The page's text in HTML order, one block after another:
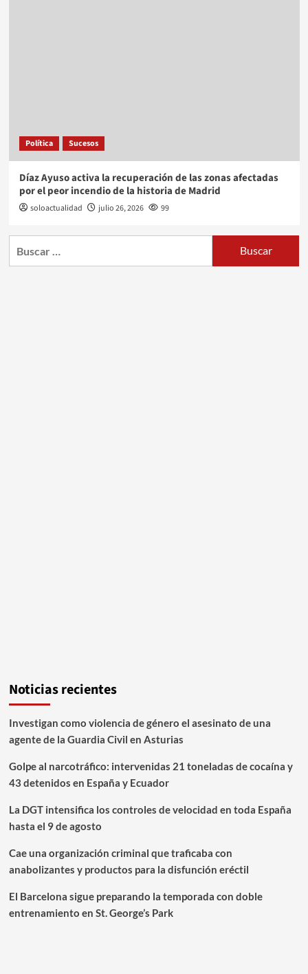
Política Sucesos
Díaz Ayuso activa la recuperación de las zonas afectadas
por el peor incendio de la historia de Madrid
soloactualidad julio 26, 2026 99
Noticias recientes
Investigan como violencia de género el asesinato de una
agente de la Guardia Civil en Asturias
Golpe al narcotráfico: intervenidas 21 toneladas de cocaína y
43 detenidos en España y Ecuador
La DGT intensifica los controles de velocidad en toda España
hasta el 9 de agosto
Cae una organización criminal que traficaba con
anabolizantes y productos para la disfunción eréctil
El Barcelona sigue preparando la temporada con doble
entrenamiento en St. George’s Park